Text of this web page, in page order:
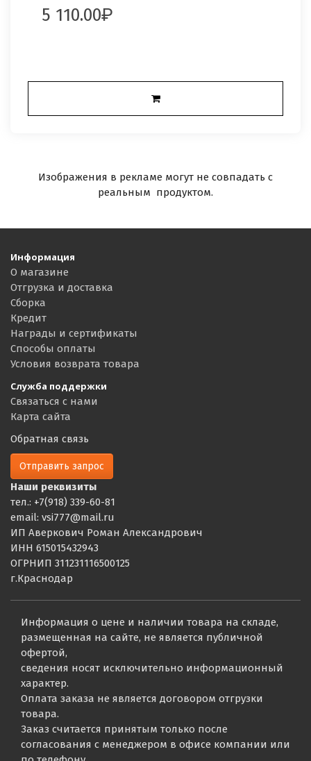
5 110.00
Изображения в рекламе могут не совпадать с
реальным продуктом.
Информация
О магазине
Отгрузка и доставка
Сборка
Кредит
Награды и сертификаты
Способы оплаты
Условия возврата товара
Служба поддержки
Связаться с нами
Карта сайта
Обратная связь
Отправить запрос
Наши реквизиты
тел.: +7(918) 339-60-81
email: vsi777@mail.ru
ИП Аверкович Роман Александрович
ИНН 615015432943
ОГРНИП 311231116500125
г.Краснодар
Информация о цене и наличии товара на складе,
размещенная на сайте, не является публичной
офертой,
сведения носят исключительно информационный
характер.
Оплата заказа не является договором отгрузки
товара.
Заказ считается принятым только после
согласования с менеджером в офисе компании или